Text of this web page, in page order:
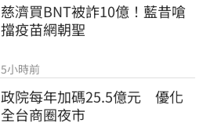
慈濟買BNT被詐10億！藍昔嗆
擋疫苗網朝聖
5小時前
政院每年加碼25.5億元　優化
全台商圈夜市